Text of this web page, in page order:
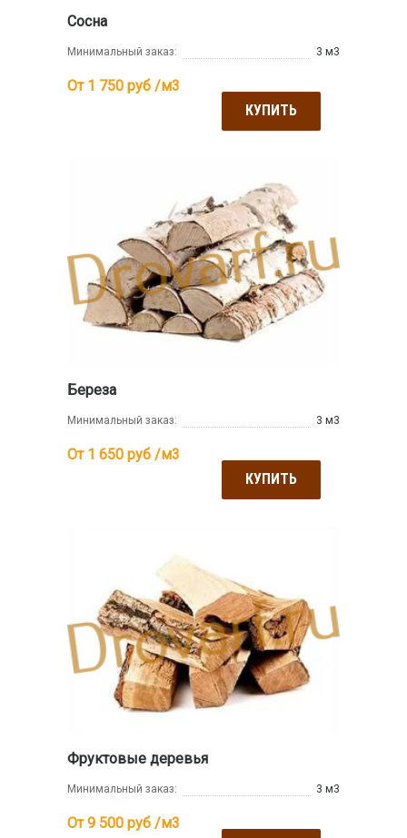
Сосна
Минимальный заказ: 3 м3
От 1 750 руб /м3
КУПИТЬ
Береза
Минимальный заказ: 3 м3
От 1 650 руб /м3
КУПИТЬ
Фруктовые деревья
Минимальный заказ: 3 м3
От 9 500 руб /м3